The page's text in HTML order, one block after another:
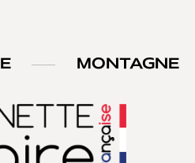
MONTAGNE